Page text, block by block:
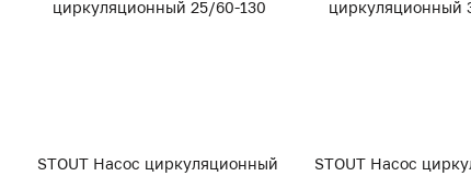
STOUT Насос циркуляционный
STOUT Насос